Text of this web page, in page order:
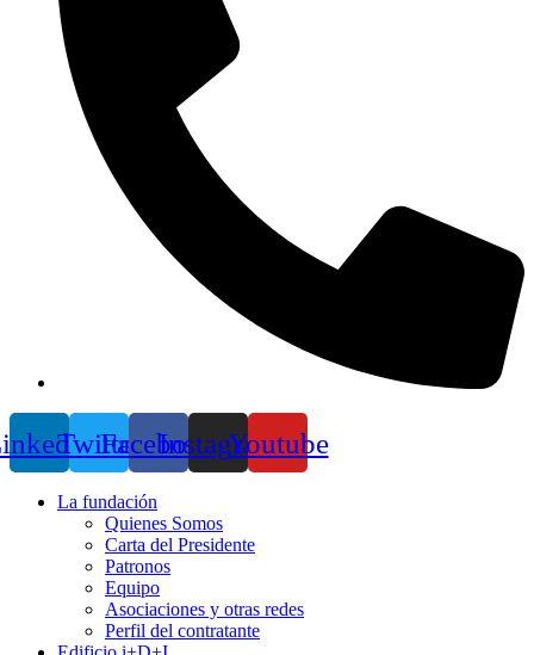
TwitterFacebookInstagramYoutube
La fundación
Quienes Somos
Carta del Presidente
Patronos
Equipo
Asociaciones y otras redes
Perfil del contratante